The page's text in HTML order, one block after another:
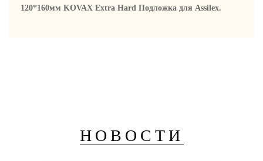
120*160мм KOVAX Extra Hard Подложка для Assilex.
НОВОСТИ